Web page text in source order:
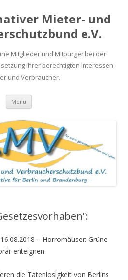
Mieter- und
e.V.
Mitglieder und Mitbürger bei der
ihrer berechtigten Interessen
und Verbraucher.
Menü Springe
Inhalt
– Horrorhäuser: Grüne
enteignen
die Tatenlosigkeit von Berlins